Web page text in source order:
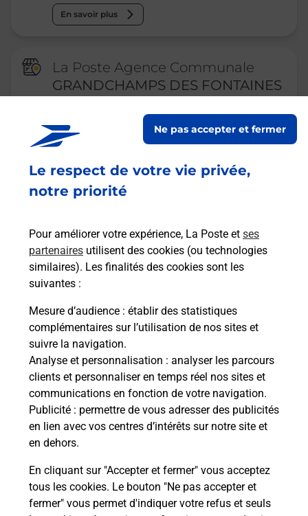
Le respect de votre vie privée,
notre priorité
Pour améliorer votre expérience, La Poste et ses
partenaires utilisent des cookies (ou technologies
similaires). Les finalités des cookies sont les
suivantes :
Mesure d’audience : établir des statistiques
complémentaires sur l’utilisation de nos sites et
suivre la navigation.
Analyse et personnalisation : analyser les parcours
clients et personnaliser en temps réel nos sites et
communications en fonction de votre navigation.
Publicité : permettre de vous adresser des publicités
en lien avec vos centres d’intérêts sur notre site et
en dehors.
En cliquant sur "Accepter et fermer" vous acceptez
tous les cookies. Le bouton "Ne pas accepter et
fermer" vous permet d'indiquer votre refus et seuls
Ne pas accepter et fermer
En savoir plus
La Poste Agence Communale
GRANDCHAMPS DES FONTAINES
Fermé ouvre vendredi à 09h00
44119 GRANDCHAMP DES FONTAINES
Malin !
La Poste
en ligne
Ouvert 24h/24
En savoir plus
Recherchez un autre point de contact
Loire-Atlantique
CONSIGNE INTERMARCHE GRANDCHAMPS